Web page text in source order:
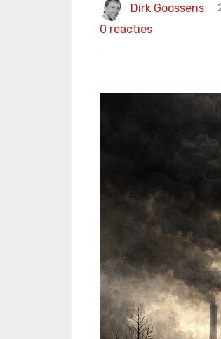
Dirk Goossens
0 reacties